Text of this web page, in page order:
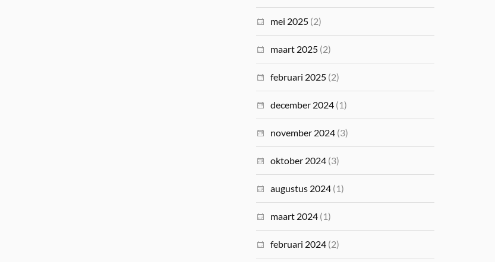
mei 2025 (2)
maart 2025 (2)
februari 2025 (2)
december 2024 (1)
november 2024 (3)
oktober 2024 (3)
augustus 2024 (1)
maart 2024 (1)
februari 2024 (2)